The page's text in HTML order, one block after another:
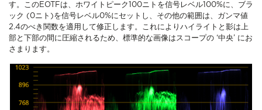
す。このEOTFは、ホワイトピーク100ニトを信号レベル100%に、ブラ
ック (0ニト)を信号レベル0%にセットし、その他の範囲は、ガンマ値
2.4のべき関数を適用して修正します。これによりハイライトと影は上
部と下部の間に圧縮されるため、標準的な画像はスコープの ‘中央’ にお
さまります。